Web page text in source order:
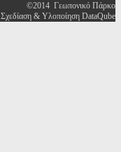
©2014 Γεωπονικό Πάρκο
Σχεδίαση & Υλοποίηση DataQube